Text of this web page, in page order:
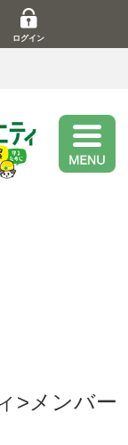
ログイン
>メンバー